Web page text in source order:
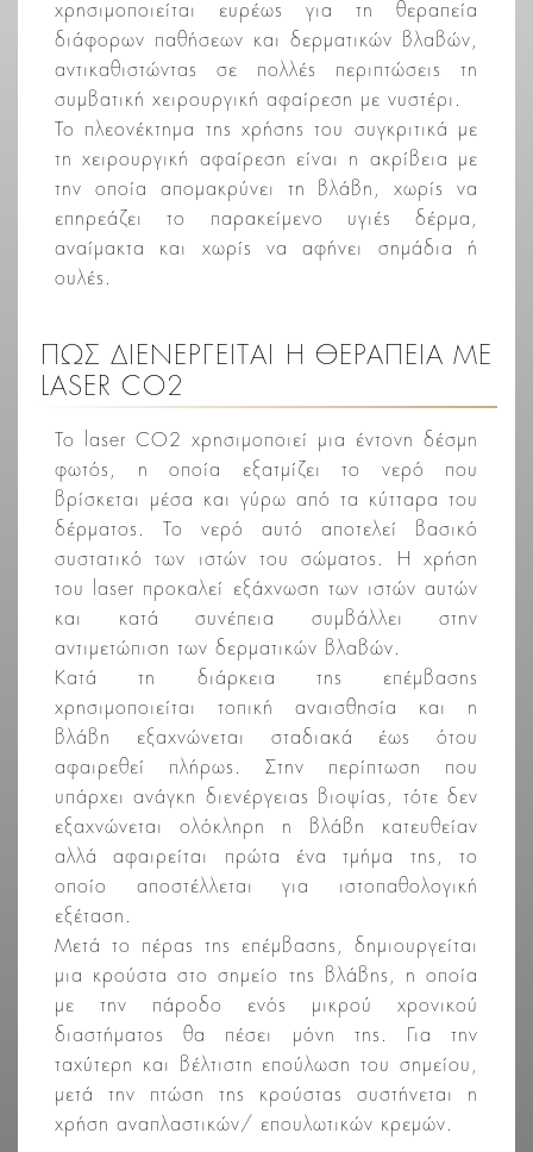
χρησιμοποιείται ευρέως για τη θεραπεία
διάφορων παθήσεων και δερματικών βλαβών,
αντικαθιστώντας σε πολλές περιπτώσεις τη
συμβατική χειρουργική αφαίρεση με νυστέρι.
Το πλεονέκτημα της χρήσης του συγκριτικά με
τη χειρουργική αφαίρεση είναι η ακρίβεια με
την οποία απομακρύνει τη βλάβη, χωρίς να
επηρεάζει το παρακείμενο υγιές δέρμα,
αναίμακτα και χωρίς να αφήνει σημάδια ή
ουλές.
ΠΩΣ ΔΙΕΝΕΡΓΕΙΤΑΙ Η ΘΕΡΑΠΕΙΑ ΜΕ
LASER CO2
Το laser CO2 χρησιμοποιεί μια έντονη δέσμη
φωτός, η οποία εξατμίζει το νερό που
βρίσκεται μέσα και γύρω από τα κύτταρα του
δέρματος. Το νερό αυτό αποτελεί βασικό
συστατικό των ιστών του σώματος. Η χρήση
του laser προκαλεί εξάχνωση των ιστών αυτών
και κατά συνέπεια συμβάλλει στην
αντιμετώπιση των δερματικών βλαβών.
Κατά τη διάρκεια της επέμβασης
χρησιμοποιείται τοπική αναισθησία και η
βλάβη εξαχνώνεται σταδιακά έως ότου
αφαιρεθεί πλήρως. Στην περίπτωση που
υπάρχει ανάγκη διενέργειας βιοψίας, τότε δεν
εξαχνώνεται ολόκληρη η βλάβη κατευθείαν
αλλά αφαιρείται πρώτα ένα τμήμα της, το
οποίο αποστέλλεται για ιστοπαθολογική
εξέταση.
Μετά το πέρας της επέμβασης, δημιουργείται
μια κρούστα στο σημείο της βλάβης, η οποία
με την πάροδο ενός μικρού χρονικού
διαστήματος θα πέσει μόνη της. Για την
ταχύτερη και βέλτιστη επούλωση του σημείου,
μετά την πτώση της κρούστας συστήνεται η
χρήση αναπλαστικών/ επουλωτικών κρεμών.